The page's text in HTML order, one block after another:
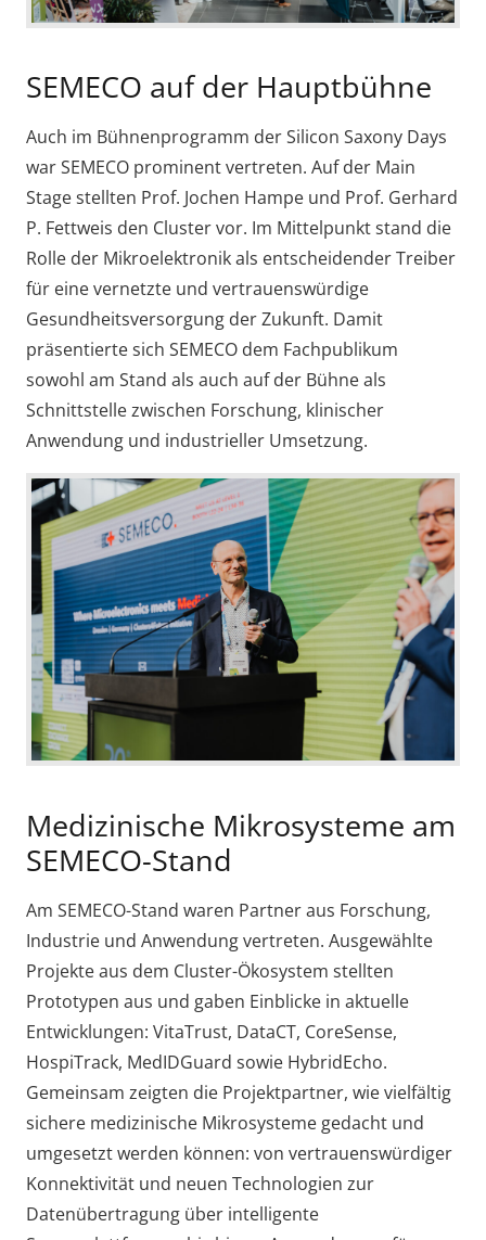
SEMECO auf der Hauptbühne
Auch im Bühnenprogramm der Silicon Saxony Days
war SEMECO prominent vertreten. Auf der Main
Stage stellten Prof. Jochen Hampe und Prof. Gerhard
P. Fettweis den Cluster vor. Im Mittelpunkt stand die
Rolle der Mikroelektronik als entscheidender Treiber
für eine vernetzte und vertrauenswürdige
Gesundheitsversorgung der Zukunft. Damit
präsentierte sich SEMECO dem Fachpublikum
sowohl am Stand als auch auf der Bühne als
Schnittstelle zwischen Forschung, klinischer
Anwendung und industrieller Umsetzung.
Medizinische Mikrosysteme am
SEMECO-Stand
Am SEMECO-Stand waren Partner aus Forschung,
Industrie und Anwendung vertreten. Ausgewählte
Projekte aus dem Cluster-Ökosystem stellten
Prototypen aus und gaben Einblicke in aktuelle
Entwicklungen: VitaTrust, DataCT, CoreSense,
HospiTrack, MedIDGuard sowie HybridEcho.
Gemeinsam zeigten die Projektpartner, wie vielfältig
sichere medizinische Mikrosysteme gedacht und
umgesetzt werden können: von vertrauenswürdiger
Konnektivität und neuen Technologien zur
Datenübertragung über intelligente